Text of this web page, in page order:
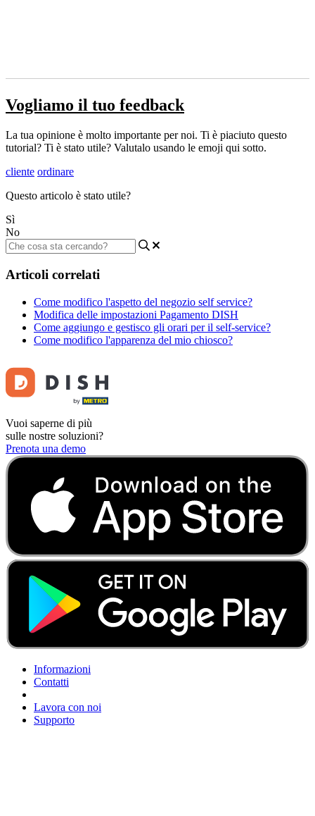
Vogliamo il tuo feedback
La tua opinione è molto importante per noi. Ti è piaciuto questo
tutorial? Ti è stato utile? Valutalo usando le emoji qui sotto.
cliente ordinare
Questo articolo è stato utile?
Sì
No
Articoli correlati
Come modifico l'aspetto del negozio self service?
Modifica delle impostazioni Pagamento DISH
Come aggiungo e gestisco gli orari per il self-service?
Come modifico l'apparenza del mio chiosco?
Vuoi saperne di più
sulle nostre soluzioni?
Prenota una demo
Informazioni
Contatti
Lavora con noi
Supporto